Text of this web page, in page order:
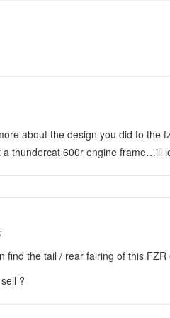
about the design you did to
thundercat 600r engine frame…ill
find the tail / rear fairing of this FZR
?